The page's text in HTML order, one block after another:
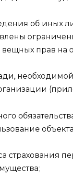
об иных
прав на
страхования